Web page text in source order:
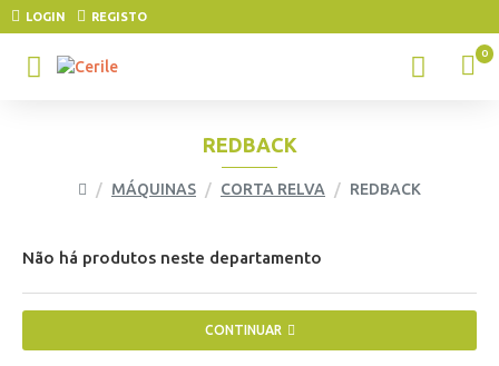
LOGIN REGISTO
0
MÁQUINAS CORTA RELVA REDBACK
REDBACK
Não há produtos neste departamento
CONTINUAR